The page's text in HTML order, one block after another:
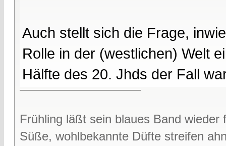
Auch stellt sich die Frage,
Rolle in der (westlichen) Welt
Hälfte des 20. Jhds der Fall
Frühling läßt sein blaues Band wieder
Süße, wohlbekannte Düfte streifen